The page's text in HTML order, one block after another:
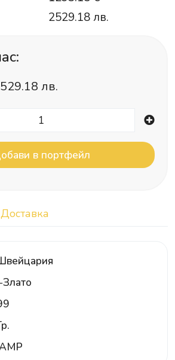
2529.18 лв.
лв.
Доставка
Злато